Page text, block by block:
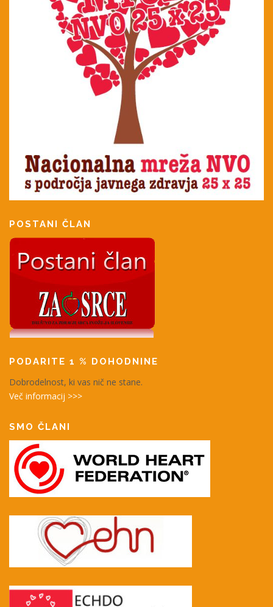
POSTANI ČLAN
PODARITE 1 % DOHODNINE
Dobrodelnost, ki vas nič ne stane.
Več informacij >>>
SMO ČLANI